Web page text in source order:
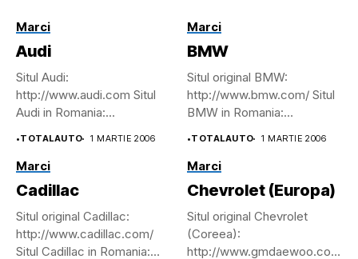
Marci
Audi
Situl Audi:
http://www.audi.com Situl
Audi in Romania:
•TOTALAUTO 1 MARTIE 2006
Marci
BMW
Situl original BMW:
http://www.bmw.com/ Situl
BMW in Romania:
•TOTALAUTO 1 MARTIE 2006
Marci
Cadillac
Situl original Cadillac:
http://www.cadillac.com/
Situl Cadillac in Romania:
Marci
Chevrolet (Europa)
Situl original Chevrolet
(Coreea):
http://www.gmdaewoo.co.kr/